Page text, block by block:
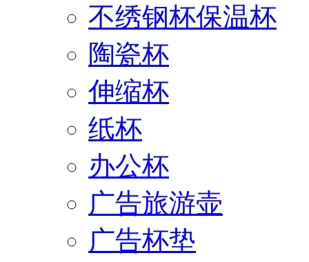
不绣钢杯保温杯
陶瓷杯
伸缩杯
纸杯
办公杯
广告旅游壶
广告杯垫